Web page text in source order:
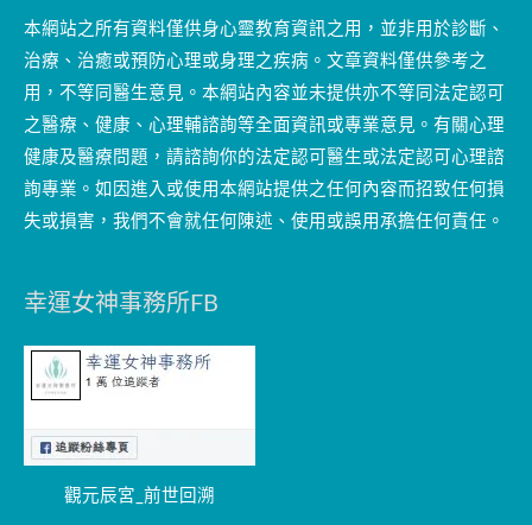
本網站之所有資料僅供身心靈教育資訊之用，並非用於診斷、
治療、治癒或預防心理或身理之疾病。文章資料僅供參考之
用，不等同醫生意見。本網站內容並未提供亦不等同法定認可
之醫療、健康、心理輔諮詢等全面資訊或專業意見。有關心理
健康及醫療問題，請諮詢你的法定認可醫生或法定認可心理諮
詢專業。如因進入或使用本網站提供之任何內容而招致任何損
失或損害，我們不會就任何陳述、使用或誤用承擔任何責任。
幸運女神事務所FB
觀元辰宮_前世回溯